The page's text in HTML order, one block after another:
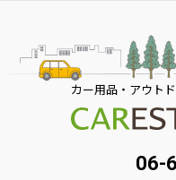
カー用品・アウト
06-